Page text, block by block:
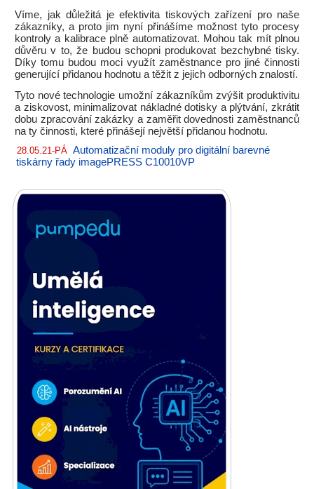
Víme, jak důležitá je efektivita tiskových zařízení pro naše
zákazníky, a proto jim nyní přinášíme možnost tyto procesy
kontroly a kalibrace plně automatizovat. Mohou tak mít plnou
důvěru v to, že budou schopni produkovat bezchybné tisky.
Díky tomu budou moci využít zaměstnance pro jiné činnosti
generující přidanou hodnotu a těžit z jejich odborných znalostí.
Tyto nové technologie umožní zákazníkům zvýšit produktivitu
a ziskovost, minimalizovat nákladné dotisky a plýtvání, zkrátit
dobu zpracování zakázky a zaměřit dovednosti zaměstnanců
na ty činnosti, které přinášejí největší přidanou hodnotu.
28.05.21-PÁ Automatizační moduly pro digitální barevné
tiskárny řady imagePRESS C10010VP